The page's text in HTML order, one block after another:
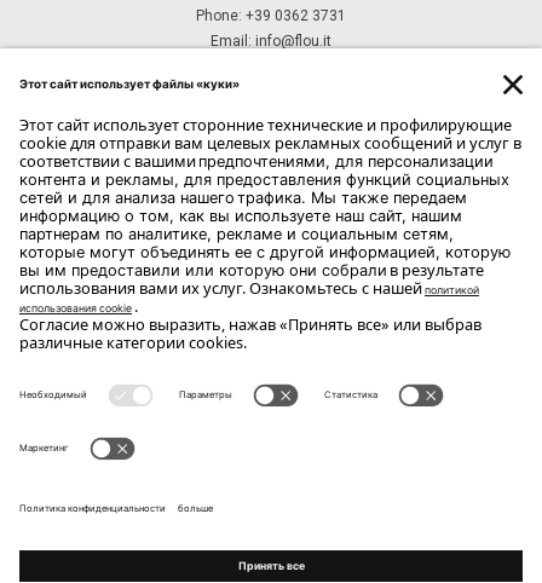
Phone: +39 0362 3731
Email: info@flou.it
ПОДПИСКА НА РАССЫЛКУ
ПОДПИСКА
Copyright Flou 2026
Изменить настройки конфиденциальности